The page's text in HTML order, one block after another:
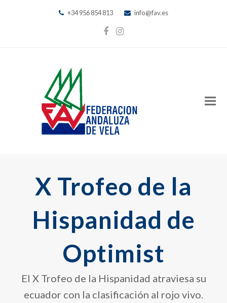
+34 956 854 813 info@fav.es
Facebook
Instagram
X Trofeo de la
Hispanidad de
Optimist
El X Trofeo de la Hispanidad atraviesa su
ecuador con la clasificación al rojo vivo.